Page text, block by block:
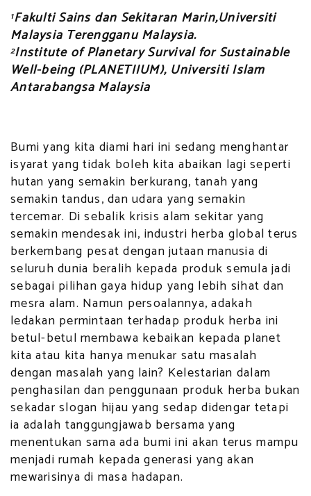
1Fakulti Sains dan Sekitaran Marin,Universiti
Malaysia Terengganu Malaysia.
2Institute of Planetary Survival for Sustainable
Well-being (PLANETIIUM), Universiti Islam
Antarabangsa Malaysia
Bumi yang kita diami hari ini sedang menghantar
isyarat yang tidak boleh kita abaikan lagi seperti
hutan yang semakin berkurang, tanah yang
semakin tandus, dan udara yang semakin
tercemar. Di sebalik krisis alam sekitar yang
semakin mendesak ini, industri herba global terus
berkembang pesat dengan jutaan manusia di
seluruh dunia beralih kepada produk semula jadi
sebagai pilihan gaya hidup yang lebih sihat dan
mesra alam. Namun persoalannya, adakah
ledakan permintaan terhadap produk herba ini
betul-betul membawa kebaikan kepada planet
kita atau kita hanya menukar satu masalah
dengan masalah yang lain? Kelestarian dalam
penghasilan dan penggunaan produk herba bukan
sekadar slogan hijau yang sedap didengar tetapi
ia adalah tanggungjawab bersama yang
menentukan sama ada bumi ini akan terus mampu
menjadi rumah kepada generasi yang akan
mewarisinya di masa hadapan.